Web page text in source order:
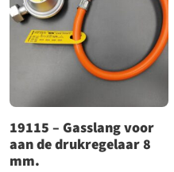
19115 – Gasslang voor
aan de drukregelaar 8
mm.